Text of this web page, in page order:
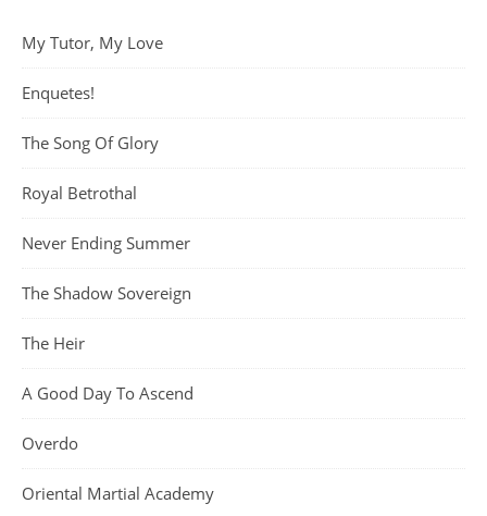
My Tutor, My Love
Enquetes!
The Song Of Glory
Royal Betrothal
Never Ending Summer
The Shadow Sovereign
The Heir
A Good Day To Ascend
Overdo
Oriental Martial Academy